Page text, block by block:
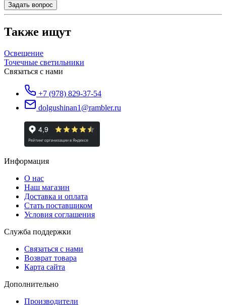
Задать вопрос
Также ищут
Освещение
Точечные светильники
Связаться с нами
+7 (978) 829-37-54
dolgushinan1@rambler.ru
Информация
О нас
Наш магазин
Доставка и оплата
Стать поставщиком
Условия соглашения
Служба поддержки
Связаться с нами
Возврат товара
Карта сайта
Дополнительно
Производители